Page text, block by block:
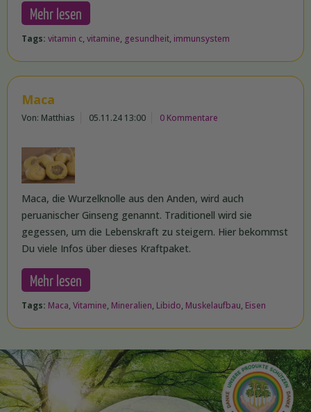
Mehr lesen
Tags: vitamin c, vitamine, gesundheit, immunsystem
Maca
Von: Matthias 05.11.24 13:00 0 Kommentare
Maca, die Wurzelknolle aus den Anden, wird auch
peruanischer Ginseng genannt. Traditionell wird sie
gegessen, um die Lebenskraft zu steigern. Hier bekommst
Du viele Infos über dieses Kraftpaket.
Mehr lesen
Tags: Maca, Vitamine, Mineralien, Libido, Muskelaufbau, Eisen